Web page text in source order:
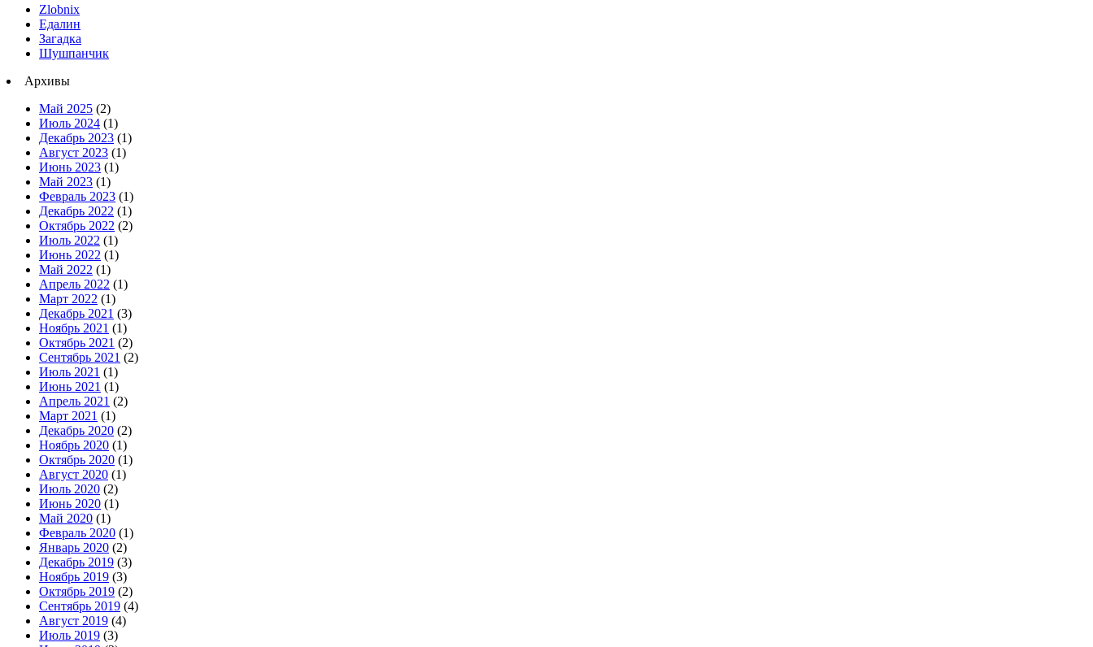
Zlobnix
Едалин
Загадка
Шушпанчик
Архивы
Май 2025 (2)
Июль 2024 (1)
Декабрь 2023 (1)
Август 2023 (1)
Июнь 2023 (1)
Май 2023 (1)
Февраль 2023 (1)
Декабрь 2022 (1)
Октябрь 2022 (2)
Июль 2022 (1)
Июнь 2022 (1)
Май 2022 (1)
Апрель 2022 (1)
Март 2022 (1)
Декабрь 2021 (3)
Ноябрь 2021 (1)
Октябрь 2021 (2)
Сентябрь 2021 (2)
Июль 2021 (1)
Июнь 2021 (1)
Апрель 2021 (2)
Март 2021 (1)
Декабрь 2020 (2)
Ноябрь 2020 (1)
Октябрь 2020 (1)
Август 2020 (1)
Июль 2020 (2)
Июнь 2020 (1)
Май 2020 (1)
Февраль 2020 (1)
Январь 2020 (2)
Декабрь 2019 (3)
Ноябрь 2019 (3)
Октябрь 2019 (2)
Сентябрь 2019 (4)
Август 2019 (4)
Июль 2019 (3)